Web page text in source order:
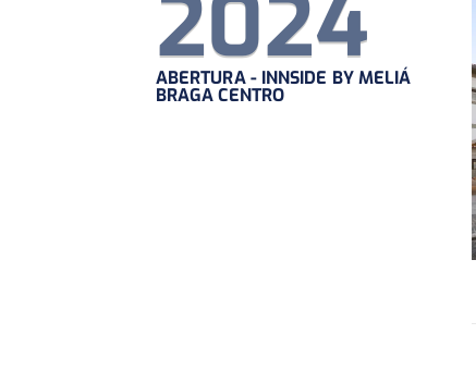
2024
ABERTURA - INNSIDE BY MELIÁ
BRAGA CENTRO